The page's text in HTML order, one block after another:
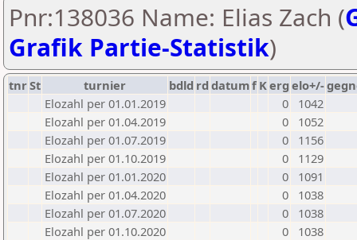
Pnr:138036 Name: Elias Zach (
Grafik Partie-Statistik)
tnrSt turnier bdld rd datumf Kerg elo+/-
Elozahl per 01.01.2019
0
1042
Elozahl per 01.04.2019
0
1052
Elozahl per 01.07.2019
0
1156
Elozahl per 01.10.2019
0
1129
Elozahl per 01.01.2020
0
1091
Elozahl per 01.04.2020
0
1038
Elozahl per 01.07.2020
0
1038
Elozahl per 01.10.2020
0
1038